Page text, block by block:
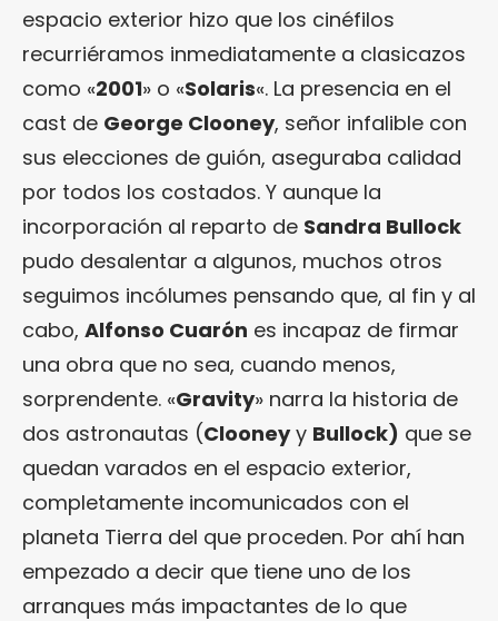
espacio exterior hizo que los cinéfilos
recurriéramos inmediatamente a clasicazos
como «2001» o «Solaris«. La presencia en el
cast de George Clooney, señor infalible con
sus elecciones de guión, aseguraba calidad
por todos los costados. Y aunque la
incorporación al reparto de Sandra Bullock
pudo desalentar a algunos, muchos otros
seguimos incólumes pensando que, al fin y al
cabo, Alfonso Cuarón es incapaz de firmar
una obra que no sea, cuando menos,
sorprendente. «Gravity» narra la historia de
dos astronautas (Clooneyy Bullock) que se
quedan varados en el espacio exterior,
completamente incomunicados con el
planeta Tierra del que proceden. Por ahí han
empezado a decir que tiene uno de los
arranques más impactantes de lo que